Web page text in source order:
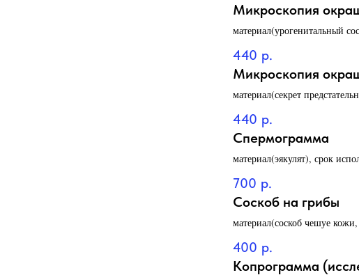
Микроскопия
материал(урогенитальный
440 р.
Микроскопия
материал(секрет
440 р.
Спермограмма
материал(эякулят), срок
700 р.
Соскоб на грибы
материал(соскоб чешуе
400 р.
Копрограмма